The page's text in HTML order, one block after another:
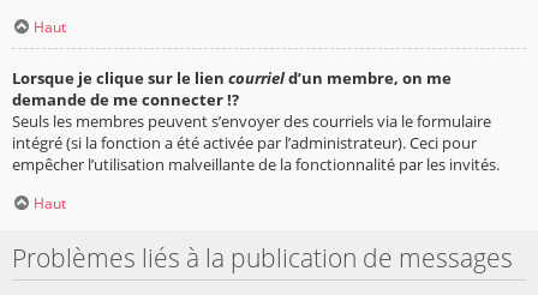
Haut
Lorsque je clique sur le lien courrield’un membre, on me
demande de me connecter !?
Seuls les membres peuvent s’envoyer des courriels via le formulaire
intégré (si la fonction a été activée par l’administrateur). Ceci pour
empêcher l’utilisation malveillante de la fonctionnalité par les invités.
Haut
Problèmes liés à la publication de messages